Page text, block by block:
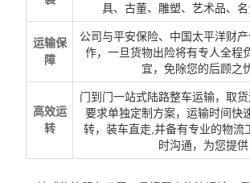
具、古董、雕塑、艺术品、名
运输保
障
公司与平安保险、中国太平洋财
作，一旦货物出险将有专人全程
宜，免除您的后顾之
高效运
转
门到门一站式陆路整车运输，取
要求单独定制方案，运输时间快
转，装车直走,并备有专业的物流
时沟通，为您提供